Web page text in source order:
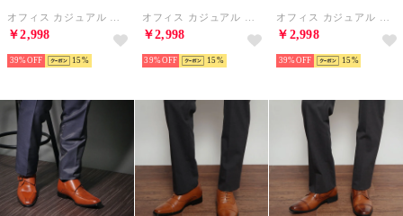
￥2,998
39% 15
￥2,998
39% 15
￥2,998
39% 15